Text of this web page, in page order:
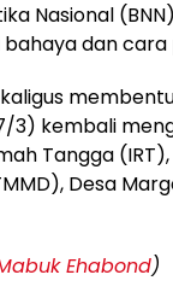
Nasional
dan
3) kembali
Tangga
Desa
Ehabond)